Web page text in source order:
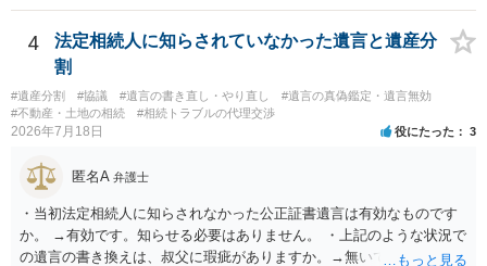
能と思われます。時間が思った以上にないので必要書類をてきぱきと
揃える必要があります。その点是非御注意ください。
4
法定相続人に知らされていなかった遺言と遺産分
割
#遺産分割 #協議 #遺言の書き直し・やり直し
#遺言の真偽鑑定・遺言無効
#不動産・土地の相続
#相続トラブルの代理交渉
2026年7月18日 役にたった 3
匿名A 弁護士
・当初法定相続人に知らされなかった公正証書遺言は有効なものです
か。 →有効です。知らせる必要はありません。 ・上記のような状況で
の遺言の書き換えは、叔父に瑕疵がありますか。→無いです。 ・分割